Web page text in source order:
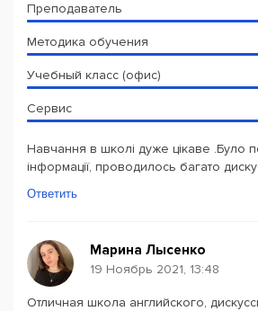
Преподаватель
Методика обучения
Учебный класс (офис)
Сервис
Навчання в школі дуже цікаве .Було
інформації, проводилось багато
Ответить
Марина Лысенко
19 Ноябрь 2021, 13:48
Отличная школа английского,